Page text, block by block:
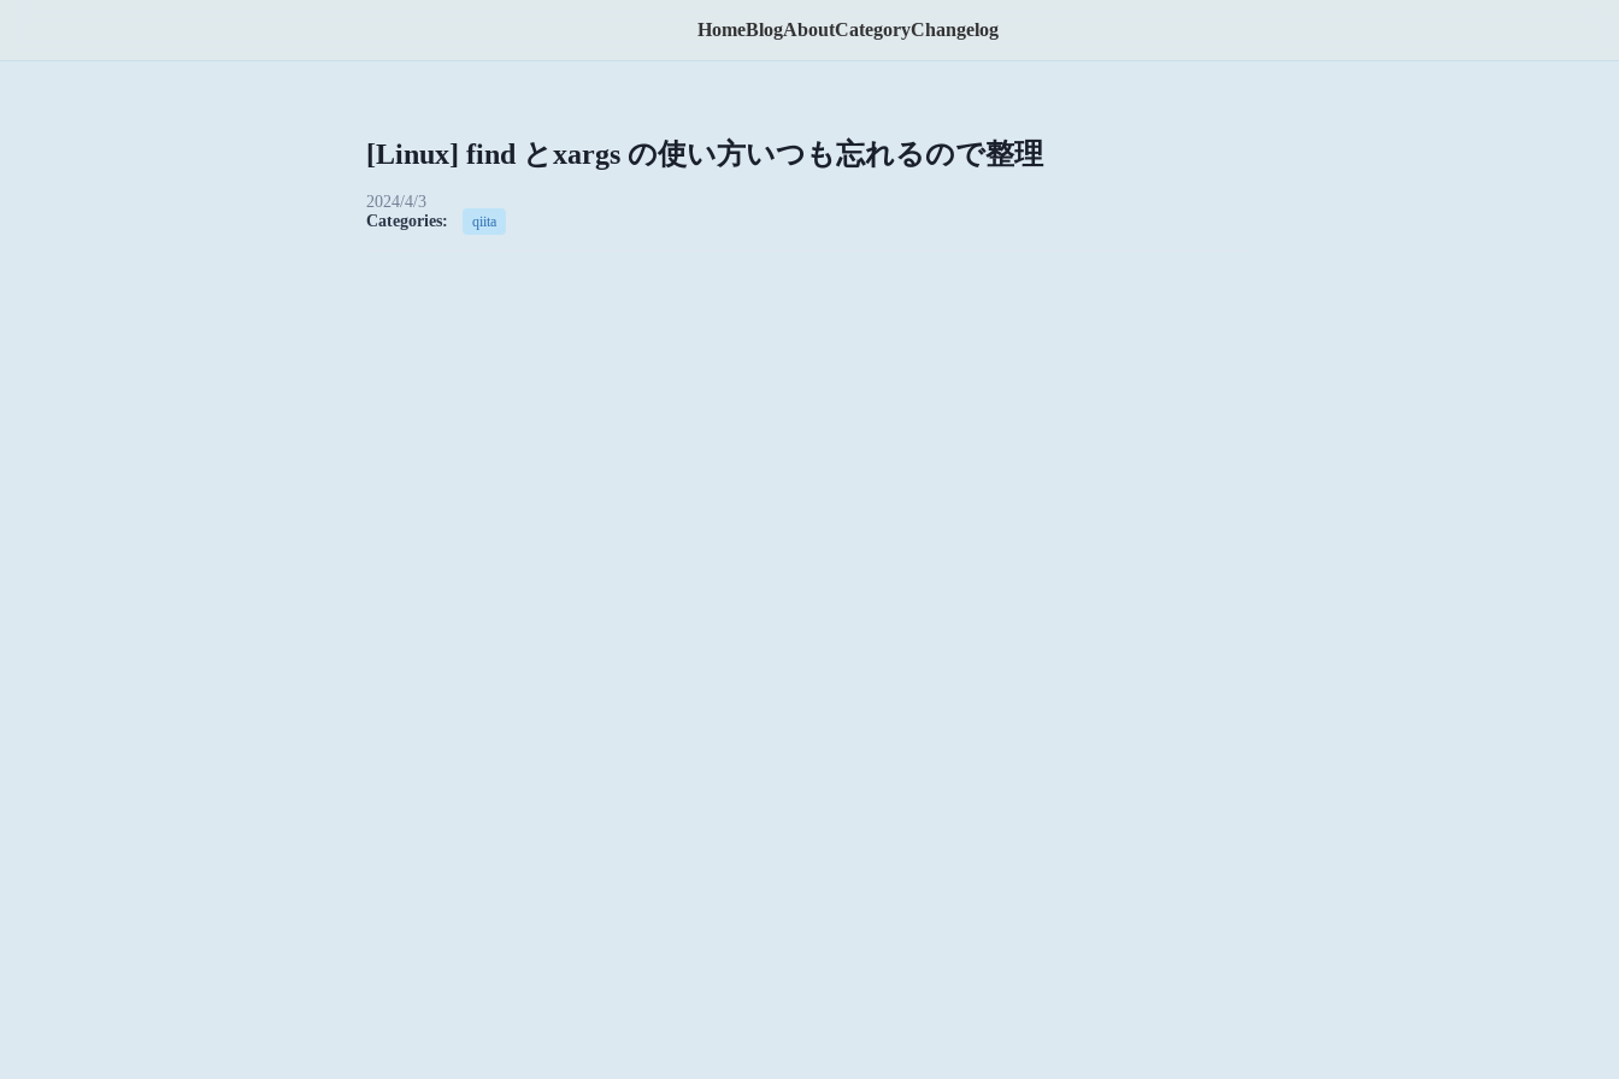
HomeBlogAboutCategoryChangelog
[Linux] find とxargs の使い方いつも忘れるので整理
2024/4/3
Categories:
qiita